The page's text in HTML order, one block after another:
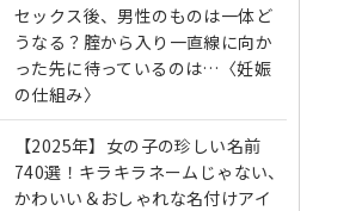
セックス後、男性のものは一体ど
うなる？腟から入り一直線に向か
った先に待っているのは…〈妊娠
の仕組み〉
【2025年】女の子の珍しい名前
740選！キラキラネームじゃない、
かわいい＆おしゃれな名付けアイ